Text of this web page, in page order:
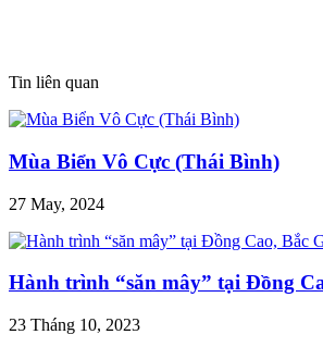
Tin liên quan
Mùa Biển Vô Cực (Thái Bình)
27 May, 2024
Hành trình “săn mây” tại Đồng
23 Tháng 10, 2023